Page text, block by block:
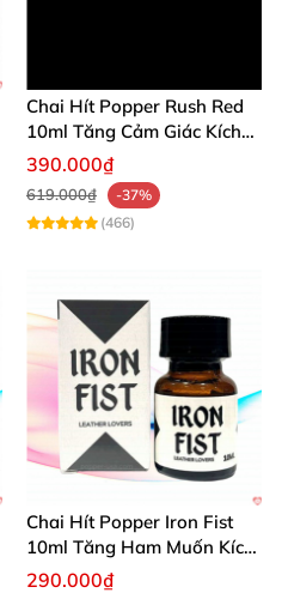
Chai Hít Popper Rush Red
10ml Tăng Cảm Giác Kích
Thích Mạnh
390.000₫
619.000₫
-37%
(466)
Chai Hít Popper Iron Fist
10ml Tăng Ham Muốn Kích
Thích Mạnh
290.000₫